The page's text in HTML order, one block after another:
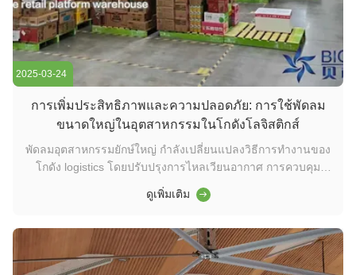
2025-03-24
การเพิ่มประสิทธิภาพและความปลอดภัย: การใช้พัดลม
ขนาดใหญ่ในอุตสาหกรรมในโกดังโลจิสติกส์
พัดลมอุตสาหกรรมยักษ์ใหญ่ กําลังเปลี่ยนแปลงวิธีการทํางานของ
โกดัง logistics โดยปรับปรุงการไหลเวียนอากาศ การควบคุม
อุณหภูมิ และสภาพแวดล้อมโดยรวมให้ดีขึ้นอย่างมากแฟนขนาด
ใหญ่เหล่านี้ถูกออกแบบให้เคลื่อนไหวอากาศจํานวนมากอย่างมี
สําหรับพนักงาน ในคลังสิ...
ดูเพิ่มเติม